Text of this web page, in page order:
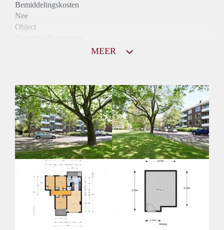
Bemiddelingskosten
Nee
Object
Huurtoeslag
Niet mogelijk
Inkomen eis
2,8 X Maandhuur Bruto
Huurtermijn
Onbepaalde termijn
Oplevering
MEER